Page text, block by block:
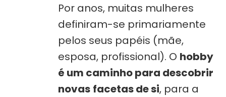
Por anos, muitas mulheres
definiram-se primariamente
pelos seus papéis (mãe,
esposa, profissional). O hobby
é um caminho para descobrir
novas facetas de si, para a